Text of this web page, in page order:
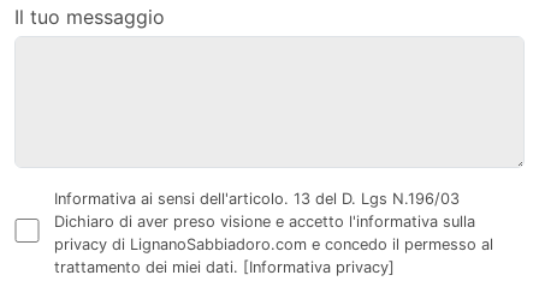
Il tuo messaggio
Informativa ai sensi dell'articolo. 13 del D. Lgs N.196/03
Dichiaro di aver preso visione e accetto l'informativa sulla
privacy di LignanoSabbiadoro.com e concedo il permesso al
trattamento dei miei dati. [Informativa privacy]